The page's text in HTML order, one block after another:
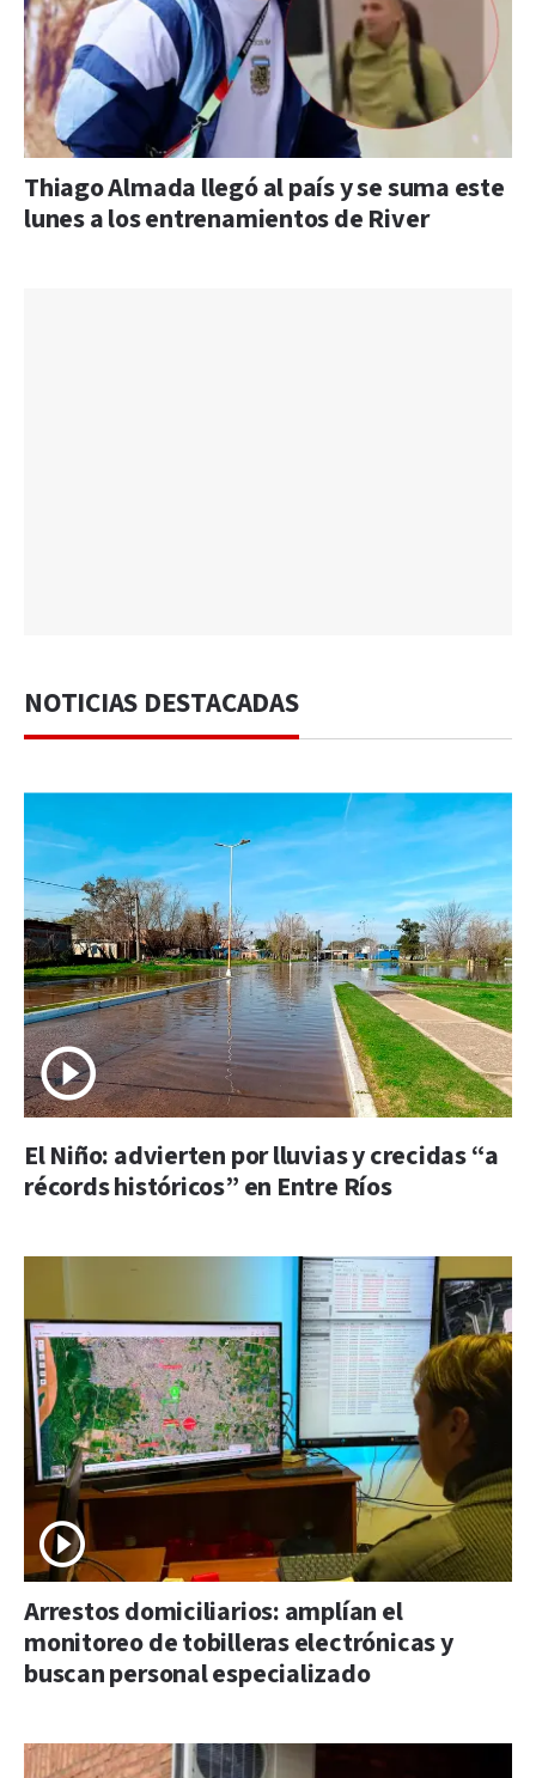
Thiago Almada llegó al país y se suma este
lunes a los entrenamientos de River
NOTICIAS DESTACADAS
El Niño: advierten por lluvias y crecidas “a
récords históricos” en Entre Ríos
Arrestos domiciliarios: amplían el
monitoreo de tobilleras electrónicas y
buscan personal especializado